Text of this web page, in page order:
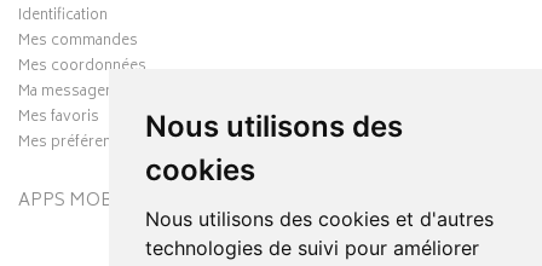
Nous utilisons des
cookies
Nous utilisons des cookies et d'autres
technologies de suivi pour améliorer
Identification
Mes commandes
Mes coordonnées
Ma messagerie
Mes favoris
Mes préférences Cookies
APPS MOBILES